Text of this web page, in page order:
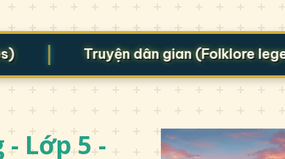
| Truyện dân gian (Folklore legends)
Lớp 5 -